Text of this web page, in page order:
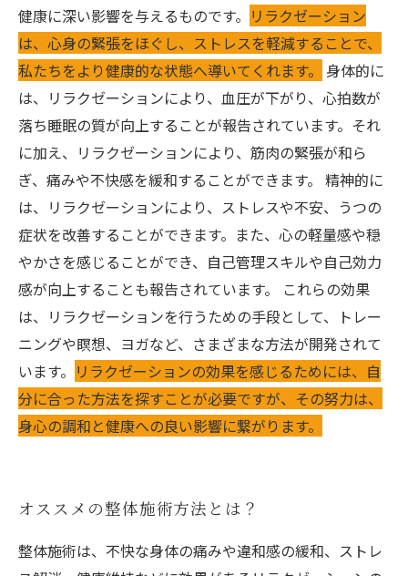
健康に深い影響を与えるものです。 リラクゼーション
は、心身の緊張をほぐし、ストレスを軽減することで、
私たちをより健康的な状態へ導いてくれます。
身体的に
は、リラクゼーションにより、血圧が下がり、心拍数が
落ち睡眠の質が向上することが報告されています。それ
に加え、リラクゼーションにより、筋肉の緊張が和ら
ぎ、痛みや不快感を緩和することができます。 精神的に
は、リラクゼーションにより、ストレスや不安、うつの
症状を改善することができます。また、心の軽量感や穏
やかさを感じることができ、自己管理スキルや自己効力
感が向上することも報告されています。 これらの効果
は、リラクゼーションを行うための手段として、トレー
ニングや瞑想、ヨガなど、さまざまな方法が開発されて
います。 リラクゼーションの効果を感じるためには、自
分に合った方法を探すことが必要ですが、その努力は、
身心の調和と健康への良い影響に繋がります。
オススメの整体施術方法とは？
整体施術は、不快な身体の痛みや違和感の緩和、ストレ